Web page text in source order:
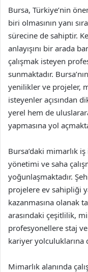
Bursa, Türkiye’nin
biri olmasının yanı
sürecine de sahiptir.
anlayışını bir arada
çalışmak isteyen
sunmaktadır.
yenilikler ve projeler,
isteyenler açısından
yerel hem de
yapmasına yol
Bursa’daki mimarlık
yönetimi ve saha
yoğunlaşmaktadır.
projelere ev sahipliği
kazanmasına olanak
arasındaki çeşitlilik,
profesyonellere staj
kariyer yolculuklarına
Mimarlık alanında